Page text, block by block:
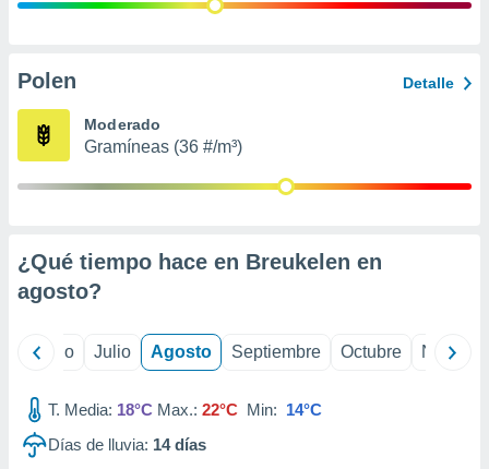
e
publicidad
Polen Detalle
Moderado
Gramíneas (36 #/m³)
¿Qué tiempo hace en Breukelen en
agosto?
Junio Julio Agosto Septiembre Octubre
T. Media: 18°C Max.: 22°C Min: 14°C
Días de lluvia: 14días